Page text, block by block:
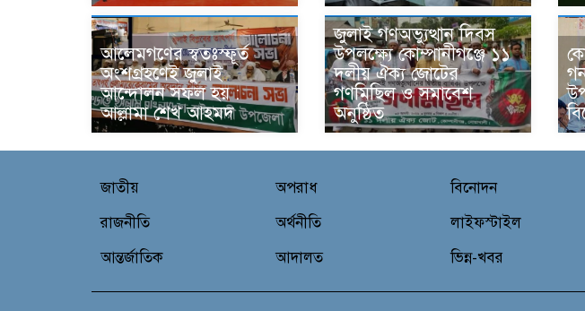
আলেমগণের স্বতঃস্ফূর্ত
অংশগ্রহণেই জুলাই
আন্দোলন সফল হয় :
আল্লামা শেখ আহমদ
জুলাই গণঅভ্যুত্থান দিবস
উপলক্ষ্যে কোম্পানীগঞ্জে ১১
দলীয় ঐক্য জোটের
গণমিছিল ও সমাবেশ
অনুষ্ঠিত
জাতীয়
রাজনীতি
আন্তর্জাতিক
অপরাধ
অর্থনীতি
আদালত
বিনোদন
লাইফস্টাইল
ভিন্ন-খবর